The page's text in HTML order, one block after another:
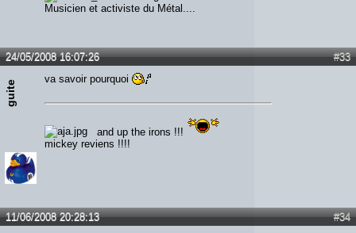
Musicien et activiste du Métal....
#33
24/05/2008 16:07:26
guite
va savoir pourquoi
and up the irons !!!
mickey reviens !!!!
#34
11/06/2008 20:28:13